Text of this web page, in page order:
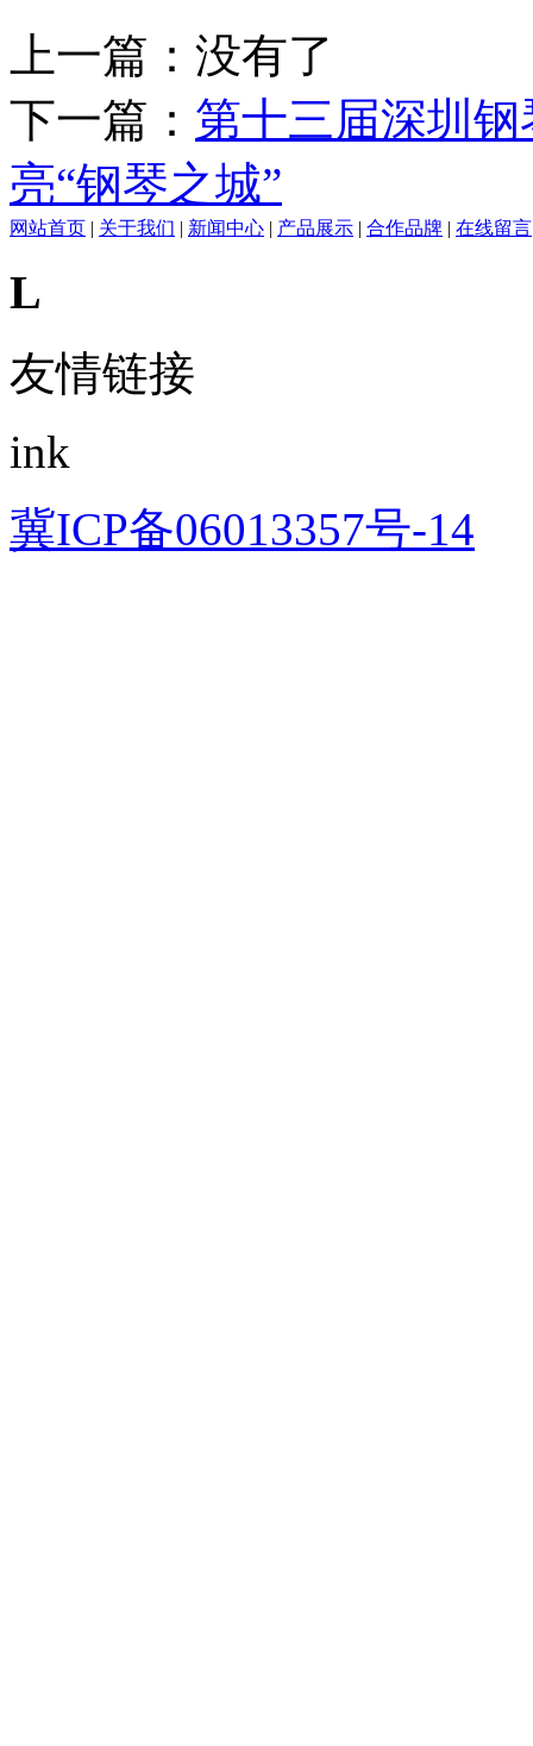
上一篇：没有了
下一篇： 第十三届深圳
亮“钢琴之城”
网站首页 | 关于我们 | 新闻中心 | 产品展示 | 合作品牌 | 在线留言
L
友情链接
ink
冀ICP备06013357号-14